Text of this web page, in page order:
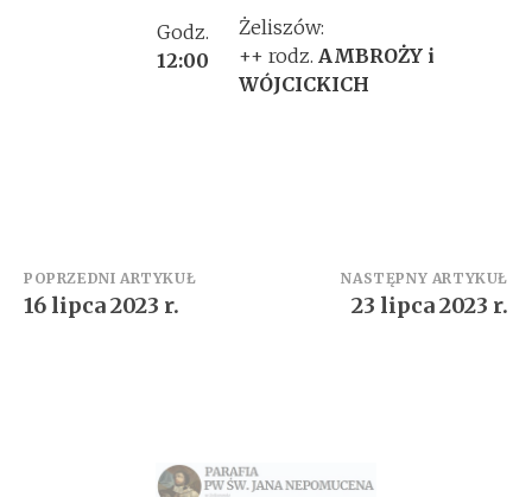
Godz.
12:00
Żeliszów:
++ rodz. AMBROŻY i
WÓJCICKICH
Zobacz
wpisy
POPRZEDNI ARTYKUŁ
16 lipca 2023 r.
NASTĘPNY ARTYKUŁ
23 lipca 2023 r.